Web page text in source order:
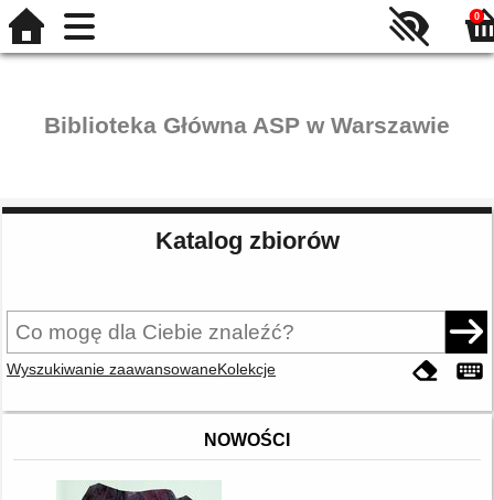
0
Biblioteka Główna ASP w Warszawie
Katalog zbiorów
Wyszukiwanie zaawansowaneKolekcje
NOWOŚCI